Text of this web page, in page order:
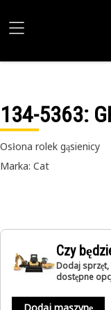
134-5363:
Osłona rolek gąsienicy
Marka: Cat
Czy
Dodaj sprzęt,
dostępne